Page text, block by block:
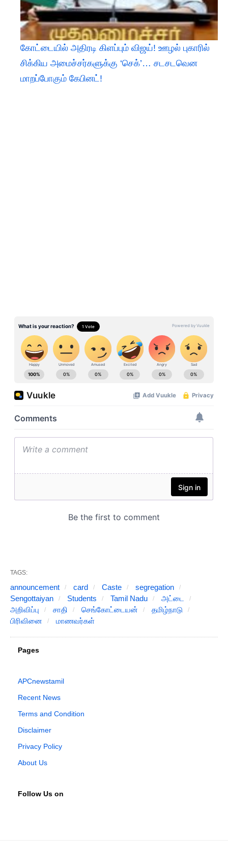
கோட்டையில் அதிரடி கிளப்பும் விஜய்! ஊழல் புகாரில்
சிக்கிய அமைச்சர்களுக்கு ‘செக்’… சடசடவென
மாறப்போகும் கேபினட்!​
TAGS:
announcement card Caste
segregation
Sengottaiyan
Students Tamil Nadu
அட்டை
அறிவிப்பு
சாதி செங்கோட்டையன்
தமிழ்நாடு
பிரிவினை
மாணவர்கள்
Pages
APCnewstamil
Recent News
Terms and Condition
Disclaimer
Privacy Policy
About Us
Follow Us on